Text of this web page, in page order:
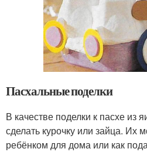
Пасхальные поделки
В качестве поделки к пасхе из
сделать курочку или зайца. Их
ребёнком для дома или как